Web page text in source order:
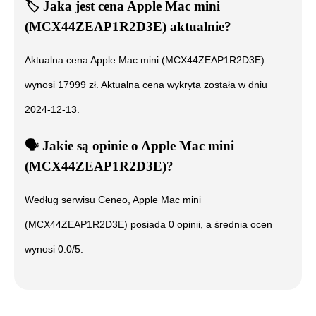
🏷️ Jaka jest cenaApple Mac mini
(MCX44ZEAP1R2D3E) aktualnie?
Aktualna cenaApple Mac mini (MCX44ZEAP1R2D3E)
wynosi 17999 zł. Aktualna cena wykryta została w dniu
2024-12-13.
🗣️ ️ Jakie są opinie o Apple Mac mini
(MCX44ZEAP1R2D3E)?
Według serwisu Ceneo, Apple Mac mini
(MCX44ZEAP1R2D3E) posiada 0 opinii, a średnia ocen
wynosi 0.0/5.